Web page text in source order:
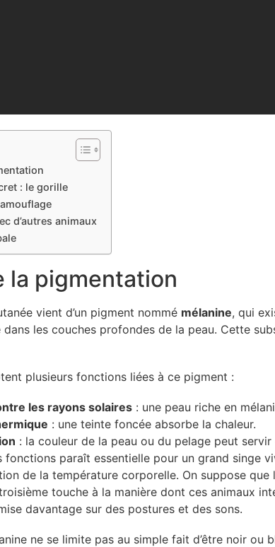
: le gorille
d’autres animaux
la pigmentation
vient d’un pigment nommé mélanine, qui
les couches profondes de la peau. Cette
plusieurs fonctions liées à ce pigment :
les rayons solaires : une peau riche en
: une teinte foncée absorbe la chaleur.
: la couleur de la peau ou du pelage peut
fonctions paraît essentielle pour un grand singe
de la température corporelle. On suppose
touche à la manière dont ces animaux
davantage sur des postures et des sons.
ne se limite pas au simple fait d’être noir